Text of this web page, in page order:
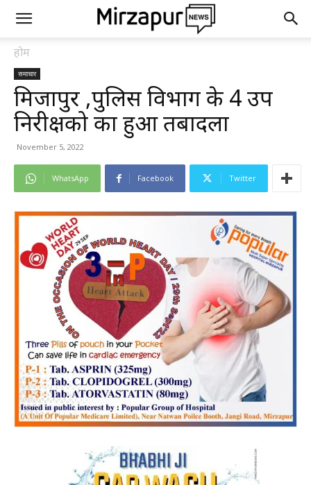
होम
समाचार
मिर्जापुर ,पुलिस विभाग के 4 उप
निरीक्षको का हुआ तबादला
November 5, 2022
WhatsApp Facebook Twitter